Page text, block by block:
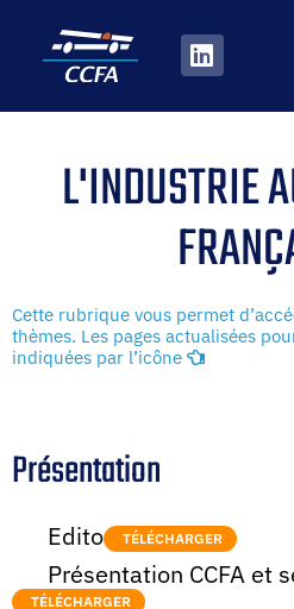
L'INDUSTRIE
Cette rubrique vous permet
thèmes. Les pages actualisées
indiquées par l’icône
Présentation
Edito TÉLÉCHARGER
Présentation CCFA et
TÉLÉCHARGER